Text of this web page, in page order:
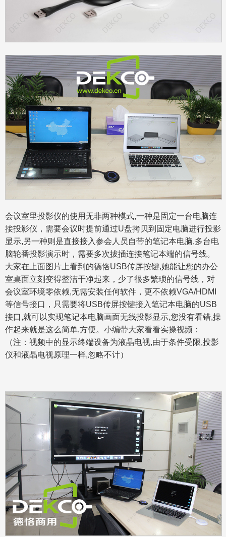
会议室里投影仪的使用无非两种模式,一种是固定一台电脑连
接投影仪，需要会议时提前通过U盘拷贝到固定电脑进行投影
显示,另一种则是直接接入参会人员自带的笔记本电脑,多台电
脑轮番投影演示时，需要多次拔插连接笔记本端的信号线。
大家在上面图片上看到的德恪USB传屏按键,她能让您的办公
室桌面立刻变得整洁干净起来，少了很多繁琐的信号线，对
会议室环境零依赖,无需安装任何软件，更不依赖VGA/HDMI
等信号接口，只需要将USB传屏按键接入笔记本电脑的USB
接口,就可以实现笔记本电脑画面无线投影显示,您没有看错,操
作起来就是这么简单,方便。小编带大家看看实操视频：
（注：视频中的显示终端设备为液晶电视,由于条件受限,投影
仪和液晶电视原理一样,忽略不计）